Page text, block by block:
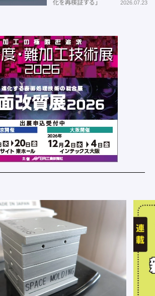
化を再検証する」
2026.07.23